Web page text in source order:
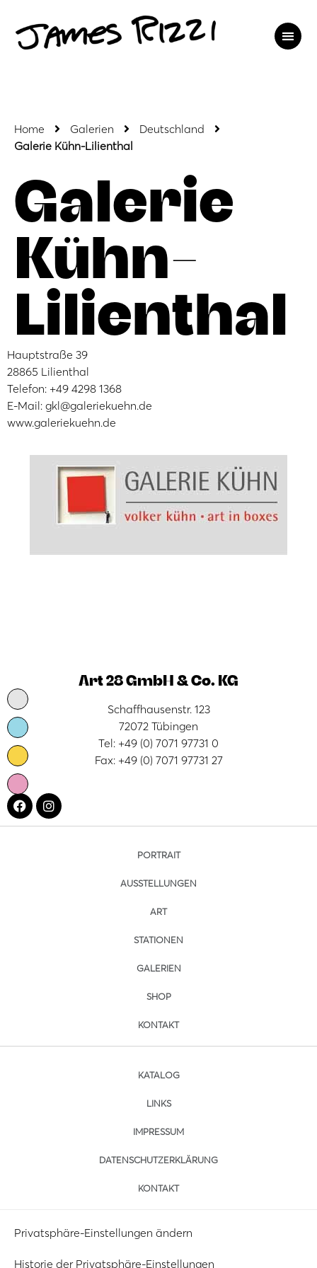
Home Galerien
Deutschland
Galerie Kühn-Lilienthal
Galerie
Kühn-
Lilienthal
Hauptstraße 39
28865 Lilienthal
Telefon: +49 4298 1368
E-Mail: gkl@galeriekuehn.de
www.galeriekuehn.de
Art 28 GmbH & Co. KG
Schaffhausenstr. 123
72072 Tübingen
Tel: +49 (0) 7071 97731 0
Fax: +49 (0) 7071 97731 27
PORTRAIT
AUSSTELLUNGEN
ART
STATIONEN
GALERIEN
SHOP
KONTAKT
KATALOG
LINKS
IMPRESSUM
DATENSCHUTZERKLÄRUNG
KONTAKT
Privatsphäre-Einstellungen ändern
Historie der Privatsphäre-Einstellungen